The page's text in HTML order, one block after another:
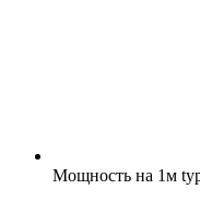
Мощность на 1м